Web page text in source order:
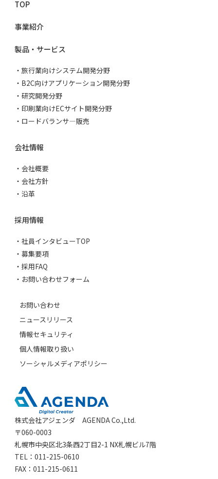
TOP
事業紹介
製品・サービス
旅行業向けシステム開発分野
B2C向けアプリケーション開発分野
研究開発分野
印刷業向けECサイト開発分野
ロードバランサ―販売
会社情報
会社概要
会社方針
沿革
採用情報
社員インタビューTOP
募集要項
採用FAQ
お問い合わせフォーム
お問い合わせ
ニュースリリース
情報セキュリティ
個人情報取り扱い
ソーシャルメディアポリシー
株式会社アジェンダ AGENDA Co.,Ltd.
〒060-0003
札幌市中央区北3条西2丁目2-1 NX札幌ビル7階
TEL：011-215-0610
FAX：011-215-0611